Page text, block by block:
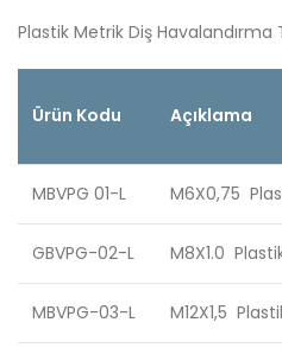
Plastik Metrik Diş Havalandırma
Ürün Kodu Açıklama
MBVPG 01-L M6X0,75
GBVPG-02-L M8X1.0
MBVPG-03-L M12X1,5